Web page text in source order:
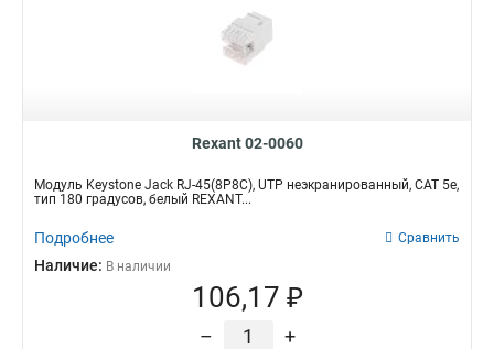
Rexant 02-0060
Модуль Keystone Jack RJ-45(8P8C), UTP неэкранированный, CAT 5e,
тип 180 градусов, белый REXANT...
Подробнее Сравнить
Наличие: В наличии
106,17 ₽
– +